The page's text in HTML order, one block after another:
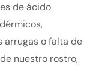
de ácido
arrugas o falta de
nuestro rostro,